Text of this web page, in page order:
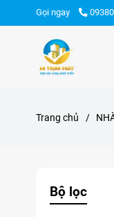
Gọi ngay
Trang chủ /
Bộ lọc